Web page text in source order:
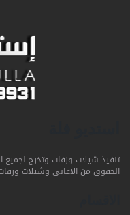
تنفيذ شيلات وزفات وتخرج لجميع
الحقوق من الاغاني وشيلات وزفات